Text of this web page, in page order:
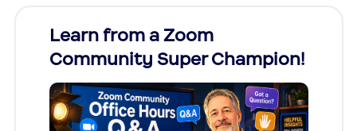
Learn from a Zoom
Community Super Champion!